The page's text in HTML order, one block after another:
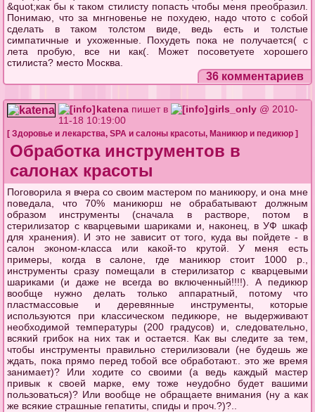
&quot;как бы к таком стилисту попасть чтобы меня преобразил.
Понимаю, что за мнгновенье не похудею, надо чтото с собой
сделать в таком толстом виде, ведь есть и толстые
симпатичные и ухоженные. Похудеть пока не получается( с
лета пробую, все ни как(. Может посоветуете хорошего
стилиста? место Москва.
36 комментариев
katena пишет в girls_only @ 2010-
11-18 10:19:00
[Здоровье и лекарства,SPA и салоны красоты, Маникюр и педикюр ]
Обработка инструментов в
салонах красоты
Поговорила я вчера со своим мастером по маникюру, и она мне
поведала, что 70% маникюрш не обрабатывают должным
образом инструменты (сначала в растворе, потом в
стерилизатор с кварцевыми шариками и, наконец, в УФ шкаф
для хранения). И это не зависит от того, куда вы пойдете - в
салон эконом-класса или какой-то крутой. У меня есть
примеры, когда в салоне, где маникюр стоит 1000 р.,
инструменты сразу помещали в стерилизатор с кварцевыми
шариками (и даже не всегда во включенный!!!!). А педикюр
вообще нужно делать только аппаратный, потому что
пластмассовые и деревянные инструменты, которые
используются при классическом педикюре, не выдерживают
необходимой температуры (200 градусов) и, следовательно,
всякий грибок на них так и остается. Как вы следите за тем,
чтобы инструменты правильно стерилизовали (не будешь же
ждать, пока прямо перед тобой все обработают.. это же время
занимает)? Или ходите со своими (а ведь каждый мастер
привык к своей марке, ему тоже неудобно будет вашими
пользоваться)? Или вообще не обращаете внимания (ну а как
же всякие страшные гепатиты, спиды и проч.?)?..